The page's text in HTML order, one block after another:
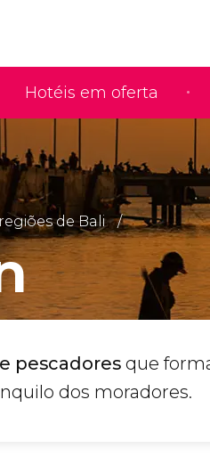
Hotéis em oferta
de Bali
pescadores que
dos moradores.